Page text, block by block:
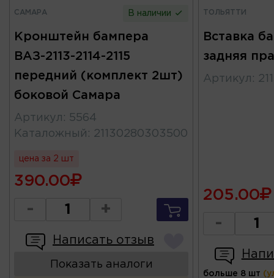
САМАРА В наличии
Кронштейн бампера
ВАЗ-2113-2114-2115
передний (комплект 2шт)
боковой Самара
Артикул : 5564
Каталожный : 21130280303500
цена за 2 шт
390.00
- +
Написать отзыв
Показать аналоги
ТОЛЬЯТТИ
Вставка
задняя
Артикул :
205.00
-
больше 8 шт